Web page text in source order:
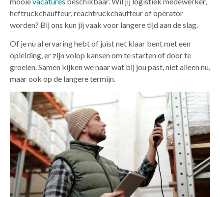
heftruckchauffeur, reachtruckchauffeur of operator
worden? Bij ons kun jij vaak voor langere tijd aan de slag.
Of je nu al ervaring hebt of juist net klaar bent met een
opleiding, er zijn volop kansen om te starten of door te
groeien. Samen kijken we naar wat bij jou past, niet alleen nu,
maar ook op de langere termijn.